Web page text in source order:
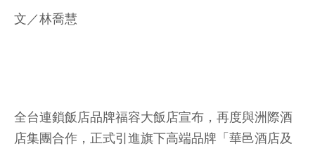
文／林喬慧
全台連鎖飯店品牌福容大飯店宣布，再度與洲際酒
店集團合作，正式引進旗下高端品牌「華邑酒店及